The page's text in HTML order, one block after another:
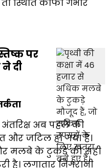
स्थिति काफी गंभीर
पर
दी
अंतरिक्ष अब पहले की
और जटिल हो गया है।
मलबे के टुकड़े की सही
है। लगातार निगरानी